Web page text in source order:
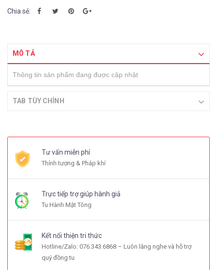
Chia sẻ:
MÔ TẢ
Thông tin sản phẩm đang được cập nhật
TAB TÙY CHỈNH
Tư vấn miễn phí
Thỉnh tượng & Pháp khí
Trực tiếp trợ giúp hành giả
Tu Hành Mật Tông
Kết nối thiện tri thức
Hotline/Zalo: 076.343.6868 – Luôn lắng nghe và hỗ trợ
quý đồng tu